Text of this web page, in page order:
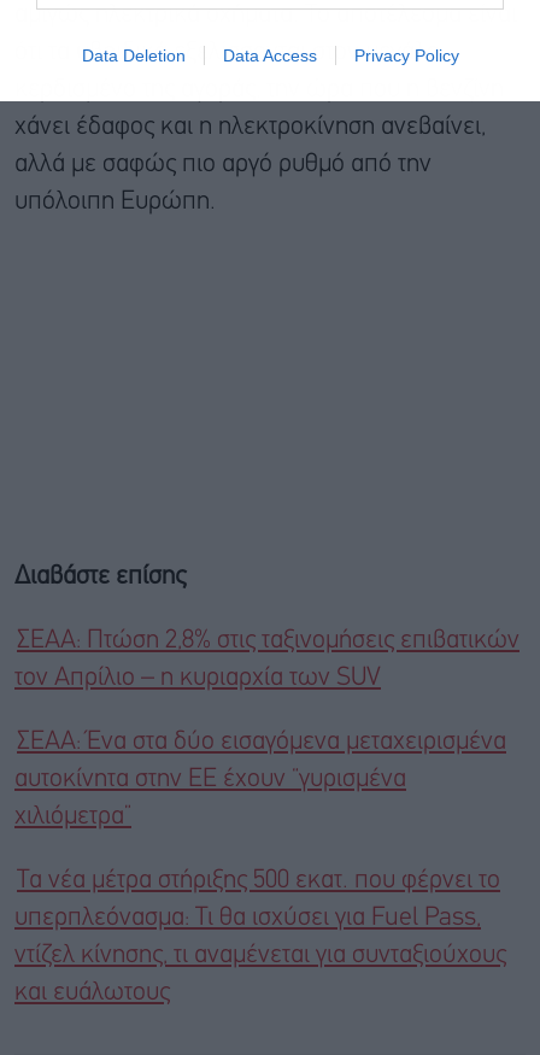
Data Deletion Data Access Privacy Policy
αμιγώς ηλεκτρικά οχήματα. Το αποτέλεσμα είναι
ότι τα υβριδικά εξελίσσονται στον μεγάλο
χάνει έδαφος και η ηλεκτροκίνηση ανεβαίνει,
αλλά με σαφώς πιο αργό ρυθμό από την
υπόλοιπη Ευρώπη.
Διαβάστε επίσης
ΣΕΑΑ: Πτώση 2,8% στις ταξινομήσεις επιβατικών
τον Απρίλιο – η κυριαρχία των SUV
ΣΕΑΑ: Ένα στα δύο εισαγόμενα μεταχειρισμένα
αυτοκίνητα στην ΕΕ έχουν “γυρισμένα
χιλιόμετρα”
Τα νέα μέτρα στήριξης 500 εκατ. που φέρνει το
υπερπλεόνασμα: Τι θα ισχύσει για Fuel Pass,
ντίζελ κίνησης, τι αναμένεται για συνταξιούχους
και ευάλωτους